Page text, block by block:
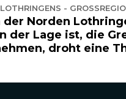
-
der Norden
der Lage ist, die
droht eine